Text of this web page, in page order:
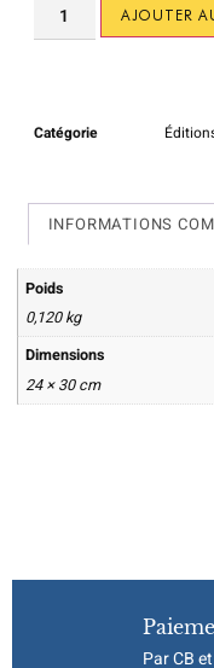
AJOUTER
Catégorie
INFORMATIONS
Poids
0,120 kg
Dimensions
24 × 30 cm
Par CB